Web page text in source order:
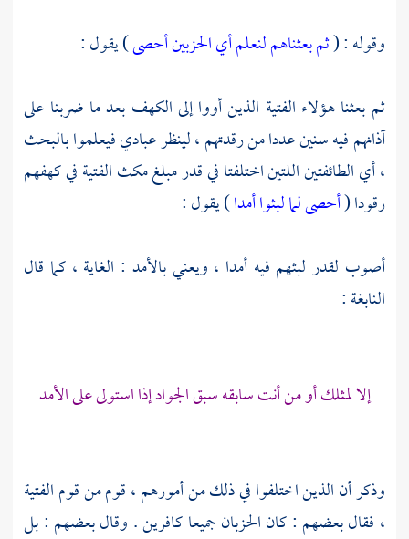
وقوله : (ثم بعثناهم لنعلم أي الحزبين أحصى) يقول :
ثم بعثنا هؤلاء الفتية الذين أووا إلى الكهف بعد ما ضربنا على
آذانهم فيه سنين عددا من رقدتهم ، لينظر عبادي فيعلموا بالبحث
، أي الطائفتين اللتين اختلفتا في قدر مبلغ مكث الفتية في كهفهم
رقودا (أحصى لما لبثوا أمدا) يقول :
أصوب لقدر لبثهم فيه أمدا ، ويعني بالأمد : الغاية ، كما قال
النابغة:
إلا لمثلك أو من أنت سابقه سبق الجواد إذا استولى على الأمد
وذكر أن الذين اختلفوا في ذلك من أمورهم ، قوم من قوم الفتية
، فقال بعضهم : كان الحزبان جميعا كافرين . وقال بعضهم : بل